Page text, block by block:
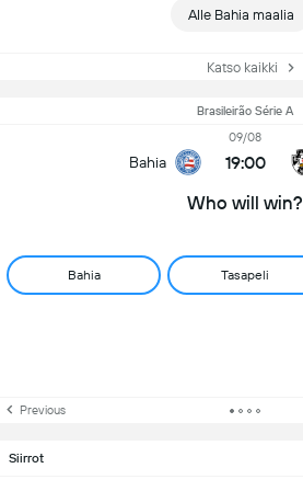
Alle Bahia maalia
Katso kaikki
Brasileirão Série A
Bahia
09/08
19:00
Who will win?
Bahia Tasapeli
Previous
Siirrot